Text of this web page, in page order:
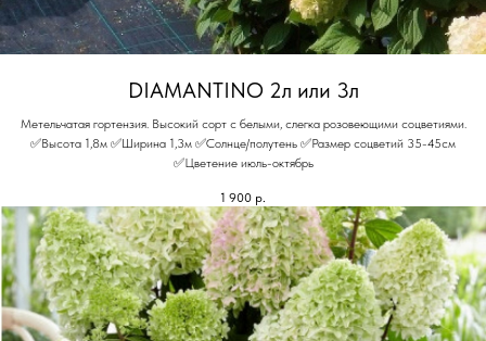
DIAMANTINO 2л или 3л
Метельчатая гортензия. Высокий сорт с белыми, слегка розовеющими соцветиями.
✅Высота 1,8м ✅Ширина 1,3м ✅Солнце/полутень ✅Размер соцветий 35-45см
✅Цветение июль-октябрь
1 900 р.